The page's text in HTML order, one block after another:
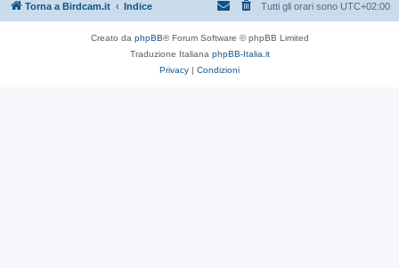
Torna a Birdcam.it Indice Tutti gli orari sono UTC+02:00
Creato da phpBB® Forum Software © phpBB Limited
Traduzione Italiana phpBB-Italia.it
Privacy | Condizioni